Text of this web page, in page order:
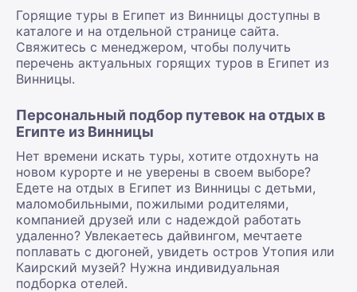
Горящие туры в Египет из Винницы доступны в
каталоге и на отдельной странице сайта.
Свяжитесь с менеджером, чтобы получить
перечень актуальных горящих туров в Египет из
Винницы.
Персональный подбор путевок на отдых в
Египте из Винницы
Нет времени искать туры, хотите отдохнуть на
новом курорте и не уверены в своем выборе?
Едете на отдых в Египет из Винницы с детьми,
маломобильными, пожилыми родителями,
компанией друзей или с надеждой работать
удаленно? Увлекаетесь дайвингом, мечтаете
поплавать с дюгоней, увидеть остров Утопия или
Каирский музей? Нужна индивидуальная
подборка отелей.